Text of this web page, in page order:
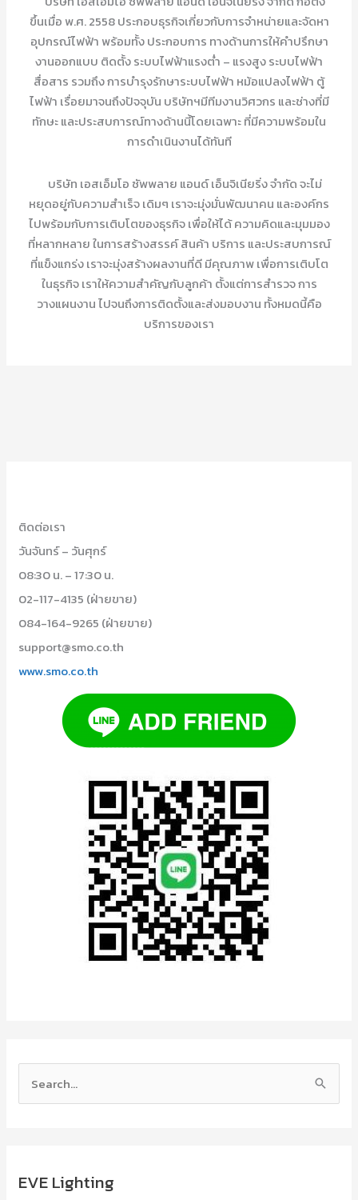
ติดต่อเรา
วันจันทร์ – วันศุกร์
08:30 น. – 17:30 น.
02-117-4135 (ฝ่ายขาย)
084-164-9265 (ฝ่ายขาย)
support@smo.co.th
www.smo.co.th
e
c
EVE Lighting
ขึ้นเมื่อ พ.ศ. 2558 ประกอบธุรกิจเกี่ยวกับการจำหน่ายและจัดหา
อุปกรณ์ไฟฟ้า พร้อมทั้ง ประกอบการ ทางด้านการให้คำปรึกษา
งานออกแบบ ติดตั้ง ระบบไฟฟ้าแรงต่ำ – แรงสูง ระบบไฟฟ้า
สื่อสาร รวมถึง การบำรุงรักษาระบบไฟฟ้า หม้อแปลงไฟฟ้า ตู้
ไฟฟ้า เรื่อยมาจนถึงปัจจุบัน บริษัทฯมีทีมงานวิศวกร และช่างที่มี
ทักษะ และประสบการณ์ทางด้านนี้โดยเฉพาะ ที่มีความพร้อมใน
การดำเนินงานได้ทันที
บริษัท เอสเอ็มโอ ซัพพลาย แอนด์ เอ็นจิเนียริ่ง จำกัด จะไม่
หยุดอยู่กับความสำเร็จ เดิมๆ เราจะมุ่งมั่นพัฒนาคน และองค์กร
ไปพร้อมกับการเติบโตของธุรกิจ เพื่อให้ได้ ความคิดและมุมมอง
ที่หลากหลาย ในการสร้างสรรค์ สินค้า บริการ และประสบการณ์
ที่แข็งแกร่ง เราจะมุ่งสร้างผลงานที่ดี มีคุณภาพ เพื่อการเติบโต
ในธุรกิจ เราให้ความสำคัญกับลูกค้า ตั้งแต่การสำรวจ การ
วางแผนงาน ไปจนถึงการติดตั้งและส่งมอบงาน ทั้งหมดนี้คือ
บริการของเรา